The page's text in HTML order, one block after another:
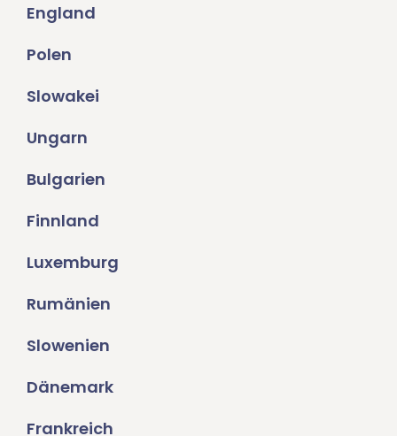
England
Polen
Slowakei
Ungarn
Bulgarien
Finnland
Luxemburg
Rumänien
Slowenien
Dänemark
Frankreich